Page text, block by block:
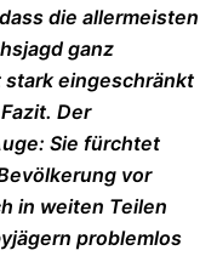
die allermeisten
ganz
eingeschränkt
Der
Sie fürchtet
vor
in weiten Teilen
problemlos